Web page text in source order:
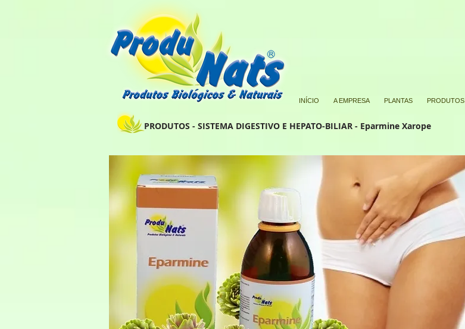
PRODUTOS - SISTEMA DIGESTIVO E HEPATO-BILIAR - Eparmine Xarope
INÍCIO A EMPRESA PLANTAS PRODUTOS